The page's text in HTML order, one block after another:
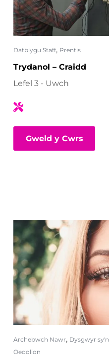
Datblygu Staff, Prentis
Trydanol – Craidd
Lefel 3 - Uwch
Gweld y Cwrs
Archebwch Nawr, Dysgwyr sy'n
Oedolion